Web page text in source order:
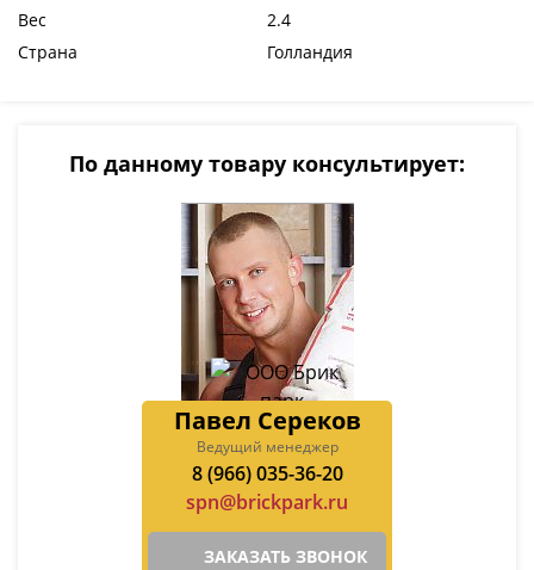
Вес
2.4
Страна
Голландия
По данному товару консультирует:
Павел Сереков
Ведущий менеджер
8 (966) 035-36-20
spn@brickpark.ru
ЗАКАЗАТЬ ЗВОНОК